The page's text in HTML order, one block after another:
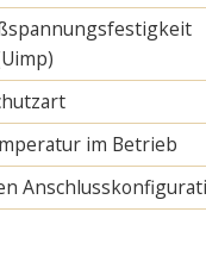
im Betrieb